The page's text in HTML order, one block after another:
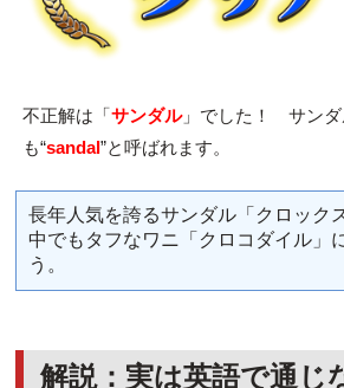
不正解は「サンダル」でした！ サンダ
も“sandal”と呼ばれます。
長年人気を誇るサンダル「クロック
中でもタフなワニ「クロコダイル」
う。
解説：実は英語で通じ